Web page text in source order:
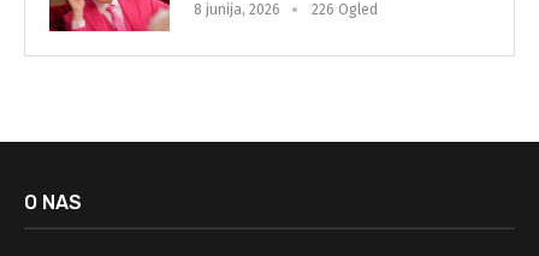
8 junija, 2026 226 Ogled
O NAS